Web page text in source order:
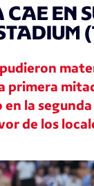
EN
primera
en la
de los